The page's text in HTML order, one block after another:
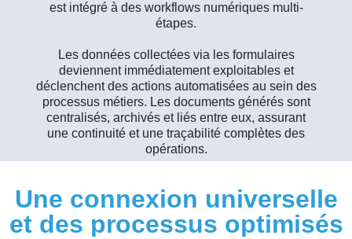
est intégré à des workflows numériques multi-
étapes.
Les données collectées via les formulaires
deviennent immédiatement exploitables et
déclenchent des actions automatisées au sein des
processus métiers. Les documents générés sont
centralisés, archivés et liés entre eux, assurant
une continuité et une traçabilité complètes des
opérations.
Une connexion universelle
et des processus optimisés